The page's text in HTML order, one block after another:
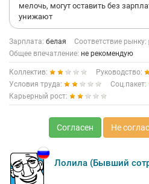
мелочь, могут оставить без
унижают
Зарплата: белая Соответствие рынку:
Общее впечатление: не рекомендую
Коллектив:
Руководство:
Условия труда:
Соц.пакет:
Карьерный рост:
Согласен Не
Лолила (Бывший